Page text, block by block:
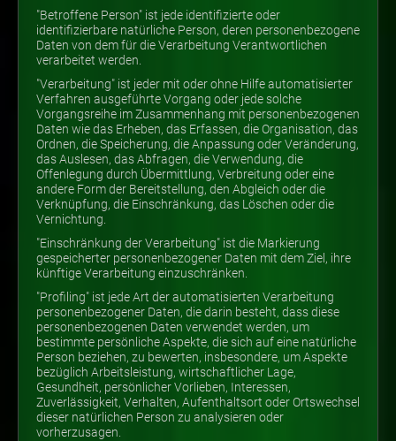
"Betroffene Person" ist jede identifizierte oder
identifizierbare natürliche Person, deren personenbezogene
Daten von dem für die Verarbeitung Verantwortlichen
verarbeitet werden.
"Verarbeitung" ist jeder mit oder ohne Hilfe automatisierter
Verfahren ausgeführte Vorgang oder jede solche
Vorgangsreihe im Zusammenhang mit personenbezogenen
Daten wie das Erheben, das Erfassen, die Organisation, das
Ordnen, die Speicherung, die Anpassung oder Veränderung,
das Auslesen, das Abfragen, die Verwendung, die
Offenlegung durch Übermittlung, Verbreitung oder eine
andere Form der Bereitstellung, den Abgleich oder die
Verknüpfung, die Einschränkung, das Löschen oder die
Vernichtung.
"Einschränkung der Verarbeitung" ist die Markierung
gespeicherter personenbezogener Daten mit dem Ziel, ihre
künftige Verarbeitung einzuschränken.
"Profiling" ist jede Art der automatisierten Verarbeitung
personenbezogener Daten, die darin besteht, dass diese
personenbezogenen Daten verwendet werden, um
bestimmte persönliche Aspekte, die sich auf eine natürliche
Person beziehen, zu bewerten, insbesondere, um Aspekte
bezüglich Arbeitsleistung, wirtschaftlicher Lage,
Gesundheit, persönlicher Vorlieben, Interessen,
Zuverlässigkeit, Verhalten, Aufenthaltsort oder Ortswechsel
dieser natürlichen Person zu analysieren oder
vorherzusagen.